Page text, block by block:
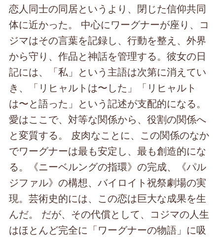
恋人同士の同居というより、閉じた信仰共同
体に近かった。 中心にワーグナーが座り、コ
ジマはその言葉を記録し、行動を整え、外界
から守り、作品と神話を管理する。彼女の日
記には、「私」という主語は次第に消えてい
き、「リヒャルトは〜した」「リヒャルト
は〜と語った」という記述が支配的になる。
愛はここで、対等な関係から、役割の関係へ
と変質する。 皮肉なことに、この関係のなか
でワーグナーは最も安定し、最も創造的にな
る。《ニーベルングの指環》の完成、《パル
ジファル》の構想、バイロイト祝祭劇場の実
現。芸術史的には、この恋は巨大な成果を生
んだ。 だが、その代償として、コジマの人生
はほとんど完全に「ワーグナーの物語」に吸